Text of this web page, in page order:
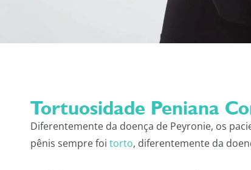
Tortuosidade Peniana
Diferentemente da doença de Peyronie, os
pênis sempre foi torto, diferentemente da